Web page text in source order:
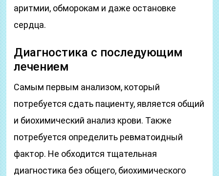
аритмии, обморокам и даже остановке
сердца.
Диагностика с последующим
лечением
Самым первым анализом, который
потребуется сдать пациенту, является общий
и биохимический анализ крови. Также
потребуется определить ревматоидный
фактор. Не обходится тщательная
диагностика без общего, биохимического